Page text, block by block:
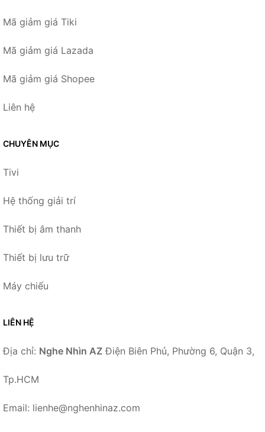
Mã giảm giá Tiki
Mã giảm giá Lazada
Mã giảm giá Shopee
Liên hệ
CHUYÊN MỤC
Tivi
Hệ thống giải trí
Thiết bị âm thanh
Thiết bị lưu trữ
Máy chiếu
LIÊN HỆ
Địa chỉ: Nghe Nhìn AZ Điện Biên Phủ, Phường 6, Quận 3,
Tp.HCM
Email: lienhe@nghenhinaz.com